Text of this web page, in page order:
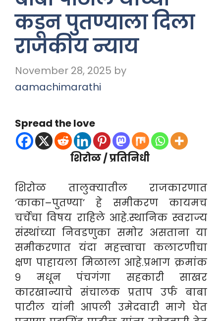
कडून पुतण्याला दिला
राजकीय न्याय
November 28, 2025 by
aamachimarathi
Spread the love
शिरोळ / प्रतिनिधी
शिरोळ तालुक्यातील राजकारणात
‘काका–पुतण्या’ हे समीकरण कायमच
चर्चेचा विषय राहिले आहे.स्थानिक स्वराज्य
संस्थांच्या निवडणुका समोर असताना या
समीकरणात यंदा महत्त्वाचा कलाटणीचा
क्षण पाहायला मिळाला आहे.प्रभाग क्रमांक
९ मधून पंचगंगा सहकारी साखर
कारखान्याचे संचालक प्रताप उर्फ बाबा
पाटील यांनी आपली उमेदवारी मागे घेत